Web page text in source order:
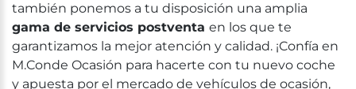
también ponemos a tu disposición una amplia
gama de servicios postventa en los que te
garantizamos la mejor atención y calidad. ¡Confía en
M.Conde Ocasión para hacerte con tu nuevo coche
y apuesta por el mercado de vehículos de ocasión,